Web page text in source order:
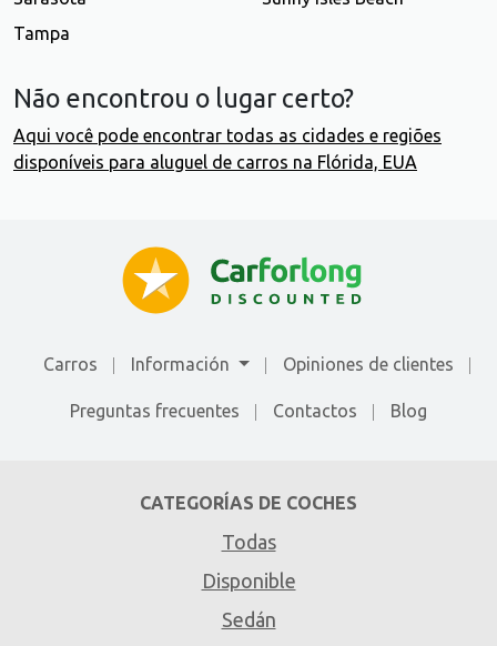
Tampa
Não encontrou o lugar certo?
Aqui você pode encontrar todas as cidades e regiões
disponíveis para aluguel de carros na Flórida, EUA
Carros Información Opiniones de clientes
Preguntas frecuentes Contactos Blog
CATEGORÍAS DE COCHES
Todas
Disponible
Sedán